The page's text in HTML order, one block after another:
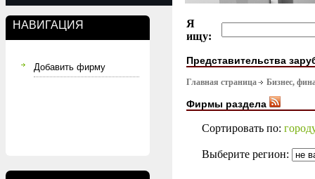
НАВИГАЦИЯ
Добавить фирму
Я
ищу:
Представительства
Главная страница Бизнес,
Фирмы раздела
Сортировать по:
Выберите регион: